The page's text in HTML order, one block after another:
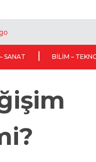
SANAT BILIM –